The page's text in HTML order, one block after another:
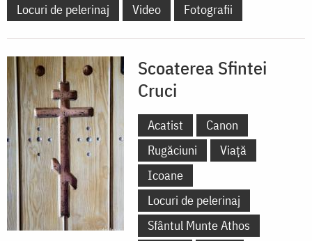
Locuri de pelerinaj
Video Fotografii
Scoaterea Sfintei
Cruci
Acatist
Canon
Rugăciuni
Viață
Icoane
Locuri de pelerinaj
Sfântul Munte Athos